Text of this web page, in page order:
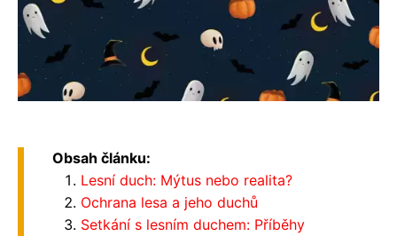
Obsah článku:
Lesní duch: Mýtus nebo realita?
Ochrana lesa a jeho duchů
Setkání s lesním duchem: Příběhy